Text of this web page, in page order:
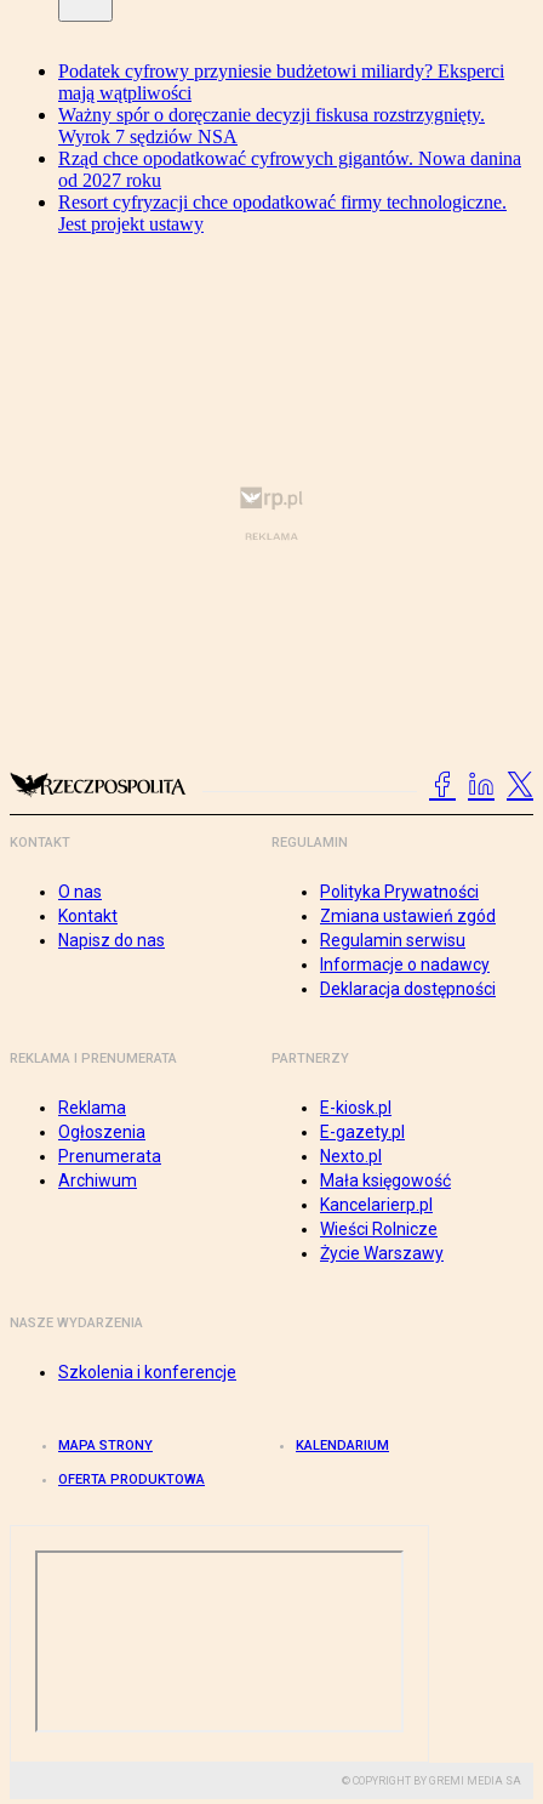
Podatek cyfrowy przyniesie budżetowi miliardy? Eksperci
mają wątpliwości
Ważny spór o doręczanie decyzji fiskusa rozstrzygnięty.
Wyrok 7 sędziów NSA
Rząd chce opodatkować cyfrowych gigantów. Nowa danina
od 2027 roku
Resort cyfryzacji chce opodatkować firmy technologiczne.
Jest projekt ustawy
KONTAKT
O nas
Kontakt
Napisz do nas
REGULAMIN
Polityka Prywatności
Zmiana ustawień zgód
Regulamin serwisu
Informacje o nadawcy
Deklaracja dostępności
REKLAMA I PRENUMERATA
Reklama
Ogłoszenia
Prenumerata
Archiwum
PARTNERZY
E-kiosk.pl
E-gazety.pl
Nexto.pl
Mała księgowość
Kancelarierp.pl
Wieści Rolnicze
Życie Warszawy
NASZE WYDARZENIA
Szkolenia i konferencje
MAPA STRONY KALENDARIUM
OFERTA PRODUKTOWA
© COPYRIGHT BY GREMI MEDIA SA